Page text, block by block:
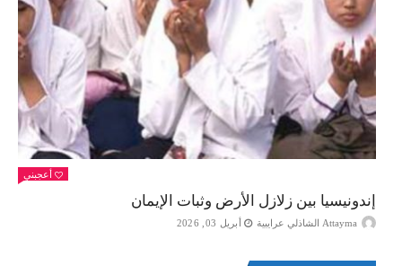
أعجبني
إندونيسيا بين زلازل الأرض وثبات الإيمان
Attayma الشاذلي عرايبية أبريل 03, 2026